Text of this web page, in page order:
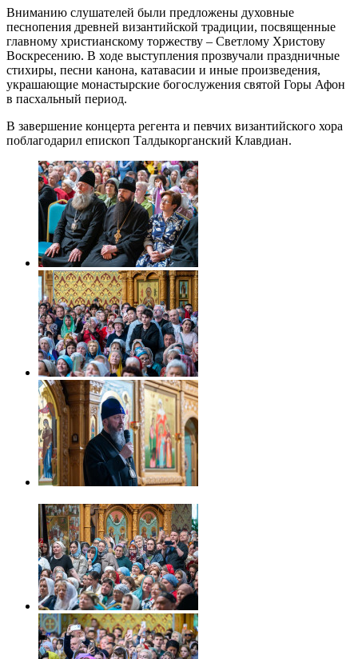
Вниманию слушателей были предложены духовные
песнопения древней византийской традиции, посвященные
главному христианскому торжеству – Светлому Христову
Воскресению. В ходе выступления прозвучали праздничные
стихиры, песни канона, катавасии и иные произведения,
украшающие монастырские богослужения святой Горы Афон
в пасхальный период.
В завершение концерта регента и певчих византийского хора
поблагодарил епископ Талдыкорганский Клавдиан.